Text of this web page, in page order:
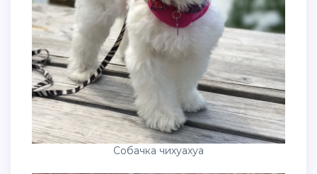
Собачка чихуахуа